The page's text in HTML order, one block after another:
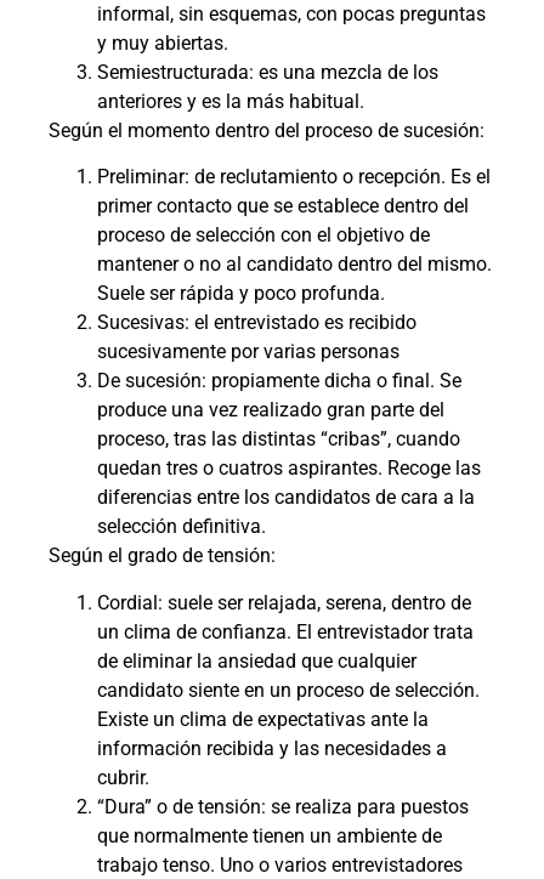
informal, sin esquemas, con pocas preguntas
y muy abiertas.
Semiestructurada: es una mezcla de los
anteriores y es la más habitual.
Según el momento dentro del proceso de sucesión:
Preliminar: de reclutamiento o recepción. Es el
primer contacto que se establece dentro del
proceso de selección con el objetivo de
mantener o no al candidato dentro del mismo.
Suele ser rápida y poco profunda.
Sucesivas: el entrevistado es recibido
sucesivamente por varias personas
De sucesión: propiamente dicha o final. Se
produce una vez realizado gran parte del
proceso, tras las distintas “cribas”, cuando
quedan tres o cuatros aspirantes. Recoge las
diferencias entre los candidatos de cara a la
selección definitiva.
Según el grado de tensión:
Cordial: suele ser relajada, serena, dentro de
un clima de confianza. El entrevistador trata
de eliminar la ansiedad que cualquier
candidato siente en un proceso de selección.
Existe un clima de expectativas ante la
información recibida y las necesidades a
cubrir.
“Dura” o de tensión: se realiza para puestos
que normalmente tienen un ambiente de
trabajo tenso. Uno o varios entrevistadores